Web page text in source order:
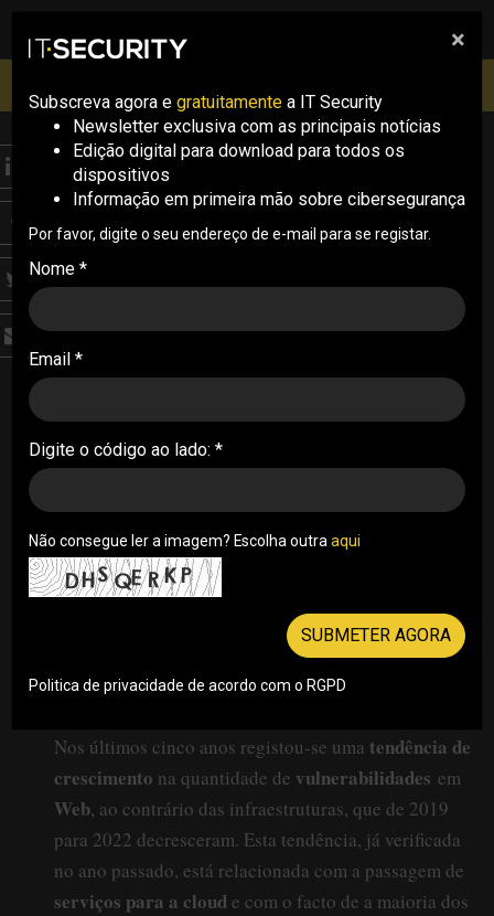
pesquisa
Inscrições abertas
ANALYSIS
Web é a vertente com
mais vulnerabilidades
registadas em 2022
Segundo a Devoteam, contrariamente, as
vulnerabilidades no setor de infraestruturas
28/06/2023
Nos últimos cinco anos registou-se uma tendência de
crescimento na quantidade de vulnerabilidades em
Web, ao contrário das infraestruturas, que de 2019
para 2022 decresceram. Esta tendência, já verificada
no ano passado, está relacionada com a passagem de
serviços para a cloud e com o facto de a maioria dos
×
Subscreva agora e gratuitamente a IT Security
Newsletter exclusiva com as principais notícias
Edição digital para download para todos os
dispositivos
Informação em primeira mão sobre cibersegurança
Por favor, digite o seu endereço de e-mail para se registar.
Nome *
Email *
Digite o código ao lado: *
Não consegue ler a imagem? Escolha outra aqui
SUBMETER AGORA
Politica de privacidade de acordo com o RGPD